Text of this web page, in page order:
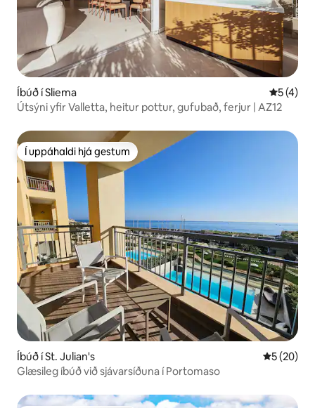
Íbúð í Sliema 5 af 5 í
5 (4)
Útsýni yfir Valletta, heitur pottur, gufubað, ferjur | AZ12
Í uppáhaldi hjá gestum
Í uppáhaldi hjá gestum
Íbúð í St. Julian's 5 af 5 í
5 (20)
Glæsileg íbúð við sjávarsíðuna í Portomaso